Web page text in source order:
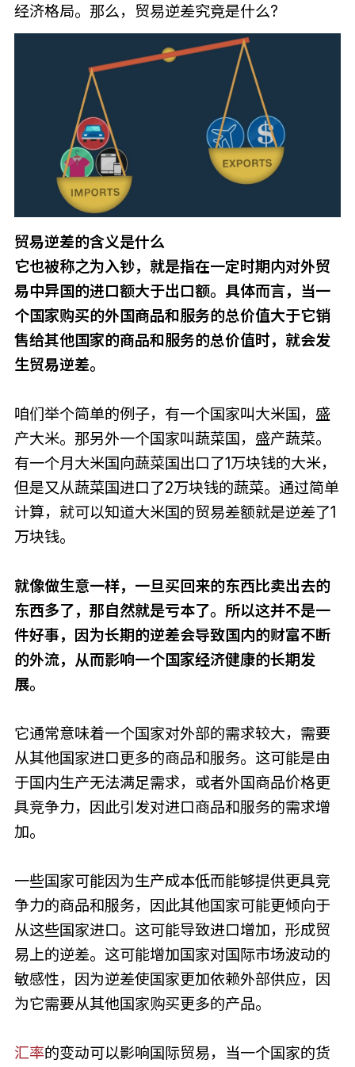
经济格局。那么，贸易逆差究竟是什么?
贸易逆差的含义是什么
它也被称之为入钞，就是指在一定时期内对外贸
易中异国的进口额大于出口额。具体而言，当一
个国家购买的外国商品和服务的总价值大于它销
售给其他国家的商品和服务的总价值时，就会发
生贸易逆差。
咱们举个简单的例子，有一个国家叫大米国，盛
产大米。那另外一个国家叫蔬菜国，盛产蔬菜。
有一个月大米国向蔬菜国出口了1万块钱的大米，
但是又从蔬菜国进口了2万块钱的蔬菜。通过简单
计算，就可以知道大米国的贸易差额就是逆差了1
万块钱。
就像做生意一样，一旦买回来的东西比卖出去的
东西多了，那自然就是亏本了。所以这并不是一
件好事，因为长期的逆差会导致国内的财富不断
的外流，从而影响一个国家经济健康的长期发
展。
它通常意味着一个国家对外部的需求较大，需要
从其他国家进口更多的商品和服务。这可能是由
于国内生产无法满足需求，或者外国商品价格更
具竞争力，因此引发对进口商品和服务的需求增
加。
一些国家可能因为生产成本低而能够提供更具竞
争力的商品和服务，因此其他国家可能更倾向于
从这些国家进口。这可能导致进口增加，形成贸
易上的逆差。这可能增加国家对国际市场波动的
敏感性，因为逆差使国家更加依赖外部供应，因
为它需要从其他国家购买更多的产品。
汇率的变动可以影响国际贸易，当一个国家的货